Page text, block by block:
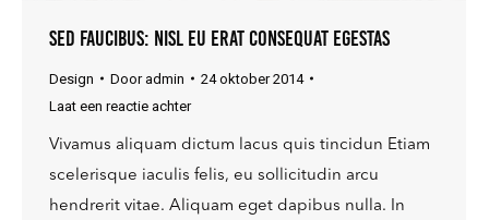
Sed faucibus: nisl eu erat consequat egestas
Design Dooradmin
24 oktober 2014
Laat een reactie achter
Vivamus aliquam dictum lacus quis tincidun Etiam
scelerisque iaculis felis, eu sollicitudin arcu
hendrerit vitae. Aliquam eget dapibus nulla. In